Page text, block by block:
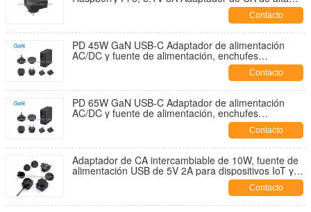
eficiencia Cargador rápido compacto Contacto
PD 45W GaN USB-C Adaptador de alimentación
AC/DC y fuente de alimentación, enchufes
intercambiables, carga rápida de 5V 9V 12V 15V
Contacto
PD 65W GaN USB-C Adaptador de alimentación
AC/DC y fuente de alimentación, enchufes
intercambiables, 5V 9V 12V 15V 20V PD de carga
Contacto
Adaptador de CA intercambiable de 10W, fuente de
alimentación USB de 5V 2A para dispositivos IoT y
Contacto